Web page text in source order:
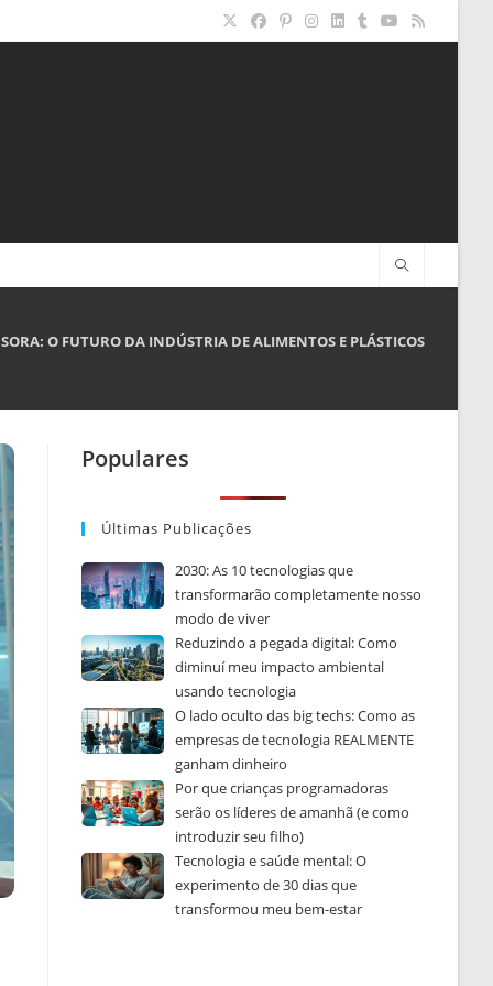
O FUTURO DA INDÚSTRIA DE ALIMENTOS E PLÁSTICOS
Populares
Últimas Publicações
2030: As 10 tecnologias que
transformarão completamente nosso
modo de viver
Reduzindo a pegada digital: Como
diminuí meu impacto ambiental
usando tecnologia
O lado oculto das big techs: Como as
empresas de tecnologia REALMENTE
ganham dinheiro
Por que crianças programadoras
serão os líderes de amanhã (e como
introduzir seu filho)
Tecnologia e saúde mental: O
experimento de 30 dias que
transformou meu bem-estar